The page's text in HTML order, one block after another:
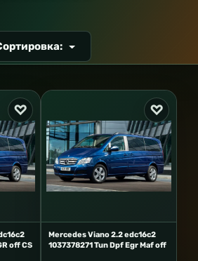
off CS
Mercedes Viano 2.2 edc16c2
1037378271 Tun Dpf Egr Maf off